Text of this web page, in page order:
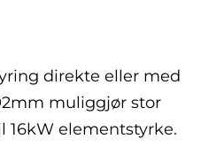
direkte eller med
muliggjør stor
elementstyrke.